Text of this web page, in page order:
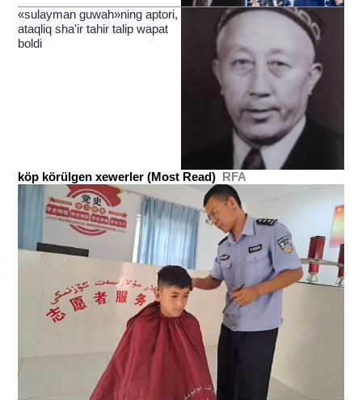
«sulayman guwah»ning aptori,
ataqliq sha'ir tahir talip wapat
boldi
köp körülgen xewerler (Most Read) RFA